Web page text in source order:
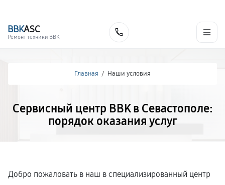
BBKASC
Ремонт техники BBK
Главная / Наши условия
Сервисный центр BBK в Севастополе:
порядок оказания услуг
Добро пожаловать в наш в специализированный центр